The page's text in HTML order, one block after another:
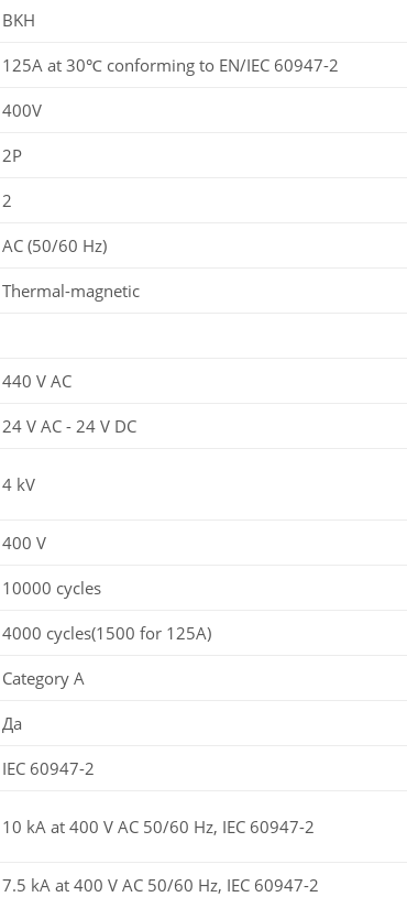
BKH
125A at 30℃ conforming to EN/IEC 60947-2
400V
2P
2
AC (50/60 Hz)
Thermal-magnetic
440 V AC
24 V AC - 24 V DC
4 kV
400 V
10000 cycles
4000 cycles(1500 for 125A)
Category A
Да
IEC 60947-2
10 kA at 400 V AC 50/60 Hz, IEC 60947-2
7.5 kA at 400 V AC 50/60 Hz, IEC 60947-2